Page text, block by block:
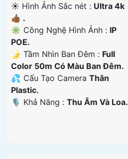
☀️ Hình Ảnh Sắc nét : Ultra 4k
👍🏾 .
✳️ Công Nghệ Hình Ảnh : IP
POE.
🌛 Tầm Nhìn Ban Đêm : Full
Color 50m Có Màu Ban Ðêm.
💦 Cấu Tạo Camera Thân
Plastic.
️🎙 Khả Năng : Thu Âm Và Loa.